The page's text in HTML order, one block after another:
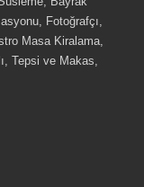
Fotoğrafçı,
Masa Kiralama,
Tepsi ve Makas,